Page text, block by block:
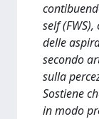
self
delle
secondo
sulla
Sostiene
in modo